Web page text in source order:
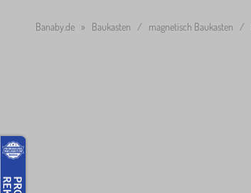
Banaby.de » Baukasten / magnetisch Baukasten /